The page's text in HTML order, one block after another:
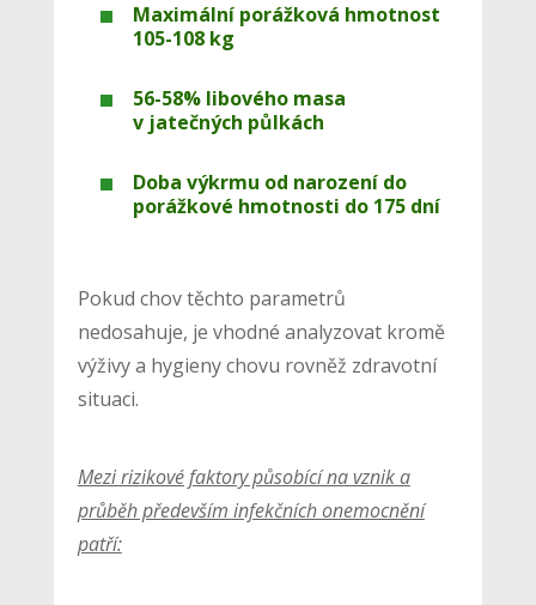
Maximální porážková hmotnost
105-108 kg
56-58% libového masa
v jatečných půlkách
Doba výkrmu od narození do
porážkové hmotnosti do 175 dní
Pokud chov těchto parametrů
nedosahuje, je vhodné analyzovat kromě
výživy a hygieny chovu rovněž zdravotní
situaci.
Mezi rizikové faktory působící na vznik a
průběh především infekčních onemocnění
patří: